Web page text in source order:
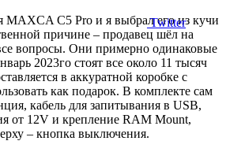
MAXCA C5 Pro и я выбрал его из кучи
причине – продавец шёл на
вопросы. Они примерно одинаковые
2023го стоят все около 11 тысяч
в аккуратной коробке с
как подарок. В комплекте сам
кабель для запитывания в USB,
от 12V и крепление RAM Mount,
– кнопка выключения.
Twitter